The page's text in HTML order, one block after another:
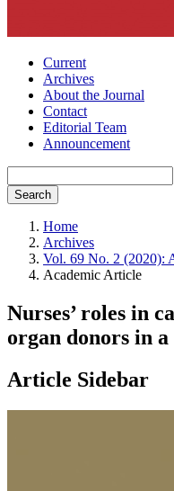
Current
Archives
About the Journal
Contact
Editorial Team
Announcement
Search
Home
Archives
Vol. 69 No. 2 (2020):
Academic Article
Nurses’ roles in
organ donors in
Article Sidebar